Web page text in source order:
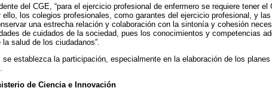
del CGE, “para el ejercicio profesional de enfermero se requiere tener el
los colegios profesionales, como garantes del ejercicio profesional, y
una estrecha relación y colaboración con la sintonía y cohesión
de cuidados de la sociedad, pues los conocimientos y competencias
salud de los ciudadanos”.
establezca la participación, especialmente en la elaboración de los
de Ciencia e Innovación